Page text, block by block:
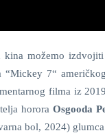
možemo
“Mickey 7“
filma iz
hororaOsgooda
bol, 2024)